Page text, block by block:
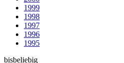
1999
1998
1997
1996
1995
bisbeliebig